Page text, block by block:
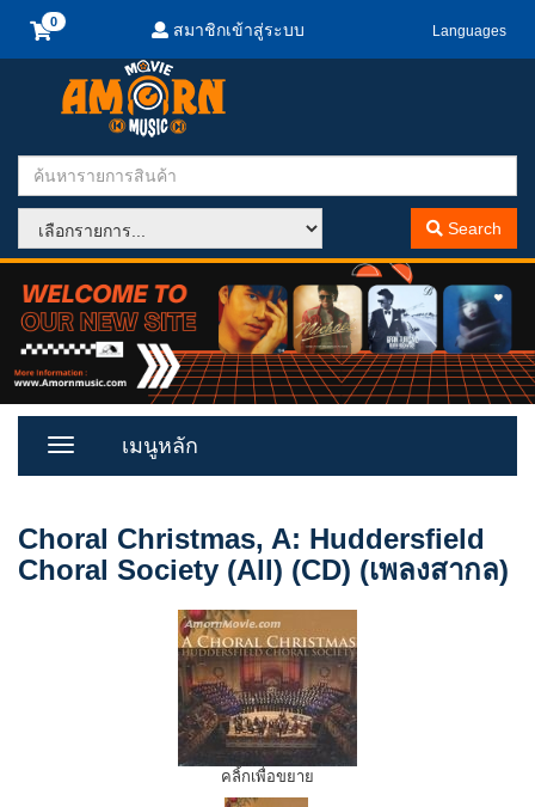
สมาชิกเข้าสู่ระบบ Languages
Search
Toggle
เมนูหลัก
Choral Christmas, A: Huddersfield
Choral Society (All) (CD) (เพลงสากล)
คลิ้กเพื่อขยาย